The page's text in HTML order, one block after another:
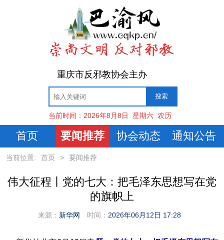
重庆市反邪教协会主办
当前时间： 2026年8月8日 星期六 农历
首页 要闻推荐 协会动态 通知公告
当前位置: 首页 > 要闻推荐
伟大征程丨党的七大：把毛泽东思想写在党
的旗帜上
来源： 新华网 时间： 2026年06月12日 17:28